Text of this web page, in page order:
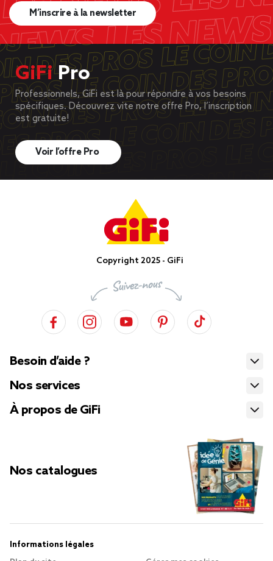
M’inscrire à la newsletter
GiFiPro
Professionnels, GiFi est là pour répondre à vos besoins
spécifiques. Découvrez vite notre offre Pro, l’inscription
est gratuite!
Voir l’offre Pro
Copyright 2025 - GiFi
Besoin d’aide ?
Nos services
À propos de GiFi
Nos catalogues
Informations légales